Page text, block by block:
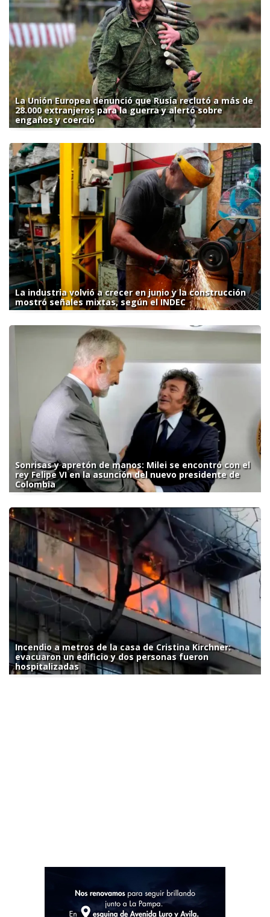
La Unión Europea denunció que Rusia reclutó a más de
28.000 extranjeros para la guerra y alertó sobre
engaños y coerció
La industria volvió a crecer en junio y la construcción
mostró señales mixtas, según el INDEC
Sonrisas y apretón de manos: Milei se encontró con el
rey Felipe VI en la asunción del nuevo presidente de
Colombia
Incendio a metros de la casa de Cristina Kirchner:
evacuaron un edificio y dos personas fueron
hospitalizadas